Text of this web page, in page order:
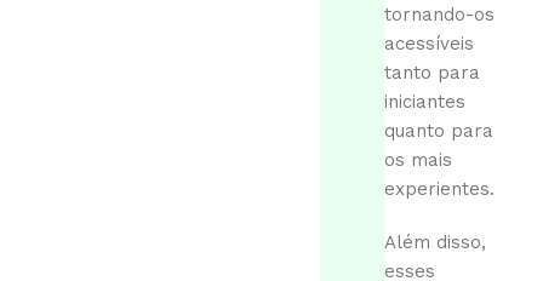
tornando-os
acessíveis
tanto para
iniciantes
quanto para
os mais
experientes.
Além disso,
esses